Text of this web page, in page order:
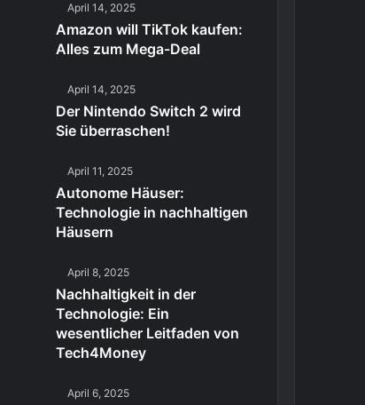
April 14, 2025
Amazon will TikTok kaufen:
Alles zum Mega-Deal
April 14, 2025
Der Nintendo Switch 2 wird
Sie überraschen!
April 11, 2025
Autonome Häuser:
Technologie in nachhaltigen
Häusern
April 8, 2025
Nachhaltigkeit in der
Technologie: Ein
wesentlicher Leitfaden von
Tech4Money
April 6, 2025